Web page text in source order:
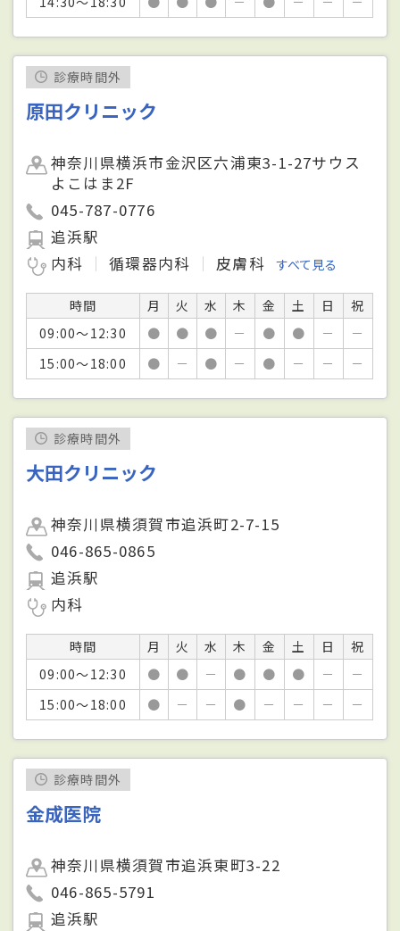
診療時間外
原田クリニック
神奈川県横浜市金沢区六浦東3-1-27サウス
よこはま2F
045-787-0776
追浜駅
内科
循環器内科 皮膚科 すべて見る
時間 月 火 水 木 金 土 日
祝
09:00～12:30
● ● ● － ● ● －
－
15:00～18:00
● － ● － ● － － －
診療時間外
大田クリニック
神奈川県横須賀市追浜町2-7-15
046-865-0865
追浜駅
内科
時間 月 火 水 木 金 土 日
祝
09:00～12:30
● ● － ● ● ● －
－
15:00～18:00
● － － ● － － － －
診療時間外
金成医院
神奈川県横須賀市追浜東町3-22
046-865-5791
追浜駅